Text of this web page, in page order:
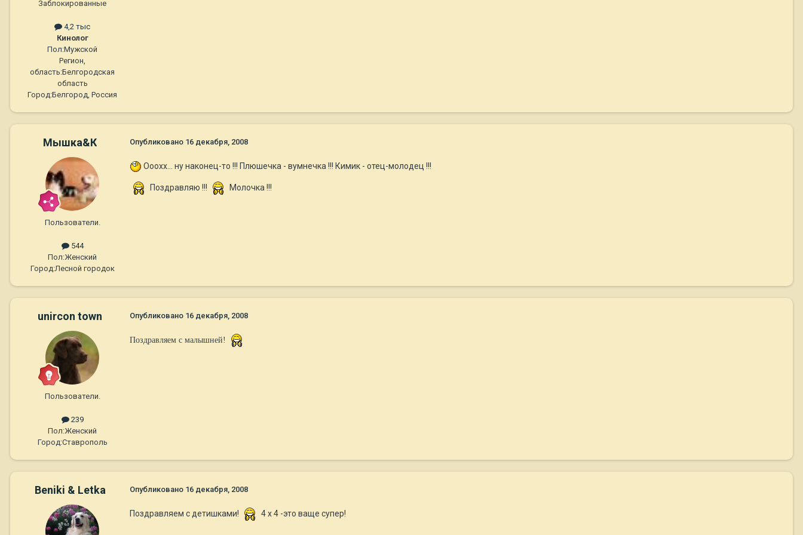
Заблокированные
4,2 тыс
Кинолог
Пол:Мужской
Регион,
область:Белгородская
область
Город:Белгород, Россия
Мышка&К
Пользователи.
544
Пол:Женский
Город:Лесной городок
Опубликовано 16 декабря, 2008
Ооохх... ну наконец-то !!! Плюшечка - вумнечка !!! Кимик - отец-молодец !!!
Поздравляю !!! Молочка !!!
unircon town
Пользователи.
239
Пол:Женский
Город:Ставрополь
Опубликовано 16 декабря, 2008
Поздравляем с малышней!
Beniki & Letka Опубликовано 16 декабря, 2008
Поздравляем с детишками! 4 х 4 -это ваще супер!